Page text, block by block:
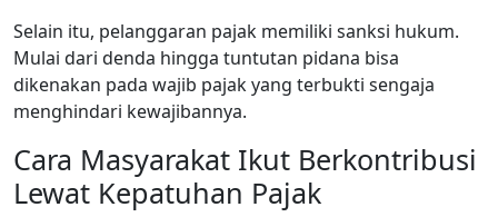
Selain itu, pelanggaran pajak memiliki sanksi hukum.
Mulai dari denda hingga tuntutan pidana bisa
dikenakan pada wajib pajak yang terbukti sengaja
menghindari kewajibannya.
Cara Masyarakat Ikut Berkontribusi
Lewat Kepatuhan Pajak